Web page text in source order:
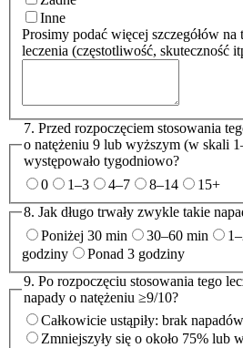
Inne
Prosimy podać więcej szczegółów na
leczenia (częstotliwość, skuteczność
7. Przed rozpoczęciem stosowania
o natężeniu 9 lub wyższym (w skali
występowało tygodniowo?
0
1–3 4–7 8–14
15+
8. Jak długo trwały zwykle takie
Poniżej 30 min
30–60 min
godziny
Ponad 3 godziny
9. Po rozpoczęciu stosowania tego
napady o natężeniu ≥9/10?
Całkowicie ustąpiły: brak
Zmniejszyły się o około 75% lub